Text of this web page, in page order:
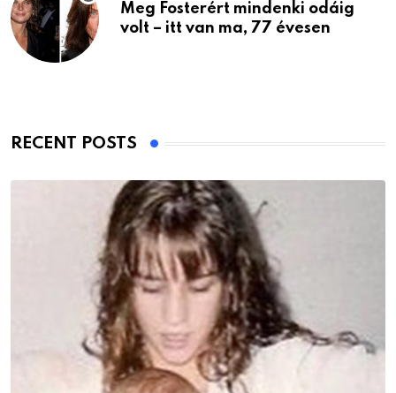
Meg Fosterért mindenki odáig
volt – itt van ma, 77 évesen
RECENT POSTS